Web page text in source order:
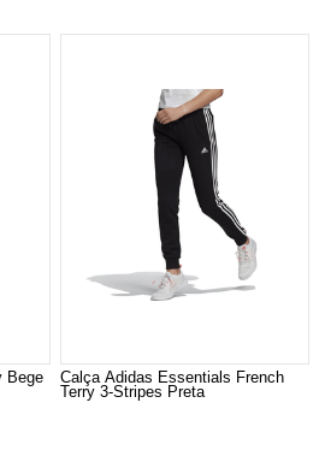
Bege
Calça Adidas Essentials French
Terry 3-Stripes Preta